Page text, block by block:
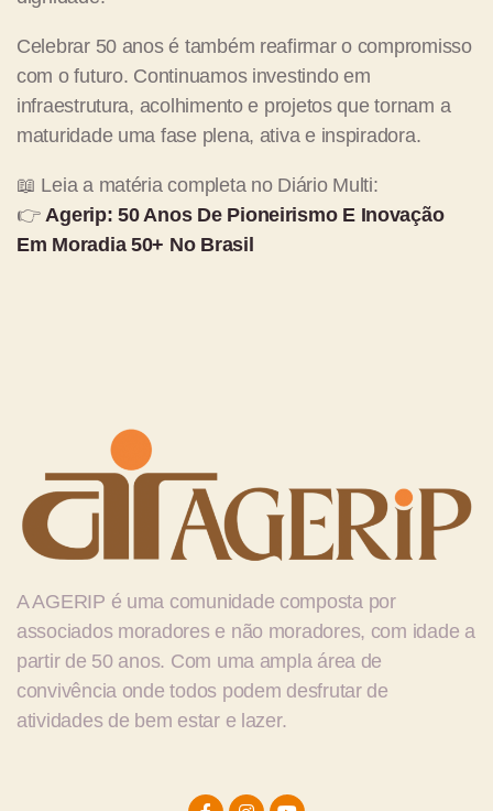
Celebrar 50 anos é também reafirmar o compromisso
com o futuro. Continuamos investindo em
infraestrutura, acolhimento e projetos que tornam a
maturidade uma fase plena, ativa e inspiradora.
📖 Leia a matéria completa no Diário Multi:
👉 Agerip: 50 Anos De Pioneirismo E Inovação
Em Moradia 50+ No Brasil
AAGERIP é uma comunidade composta por
associados moradores e não moradores, com idade a
partir de 50 anos. Com uma ampla área de
convivência onde todos podem desfrutar de
atividades de bem estar e lazer.